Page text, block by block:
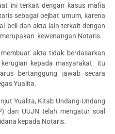
ini terkait dengan kasus mafia
sebagai oejbat umum, karena
beli dan akta lain terkait dengan
kewenangan Notaris.
akta tidak berdasarkan
kerugian kepada masyarakat itu
bertanggung jawab secara
Yualita.
Yualita, Kitab Undang-Undang
dan UUJN telah mengatur soal
kepada Notaris.